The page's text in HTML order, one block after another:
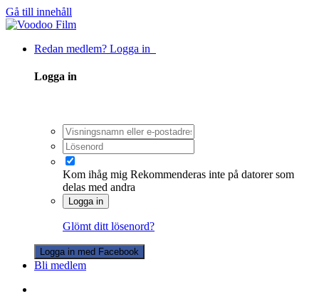
Gå till innehåll
Redan medlem? Logga in
Logga in
Kom ihåg mig Rekommenderas inte på datorer som
delas med andra
Logga in
Glömt ditt lösenord?
Logga in med Facebook
Bli medlem